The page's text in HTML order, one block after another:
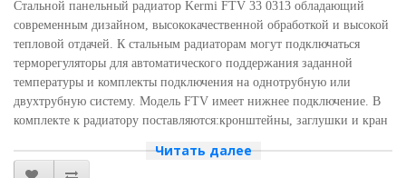
Стальной панельный радиатор Kermi FTV 33 0313 обладающий
современным дизайном, высококачественной обработкой и высокой
тепловой отдачей. К стальным радиаторам могут подключаться
терморегуляторы для автоматического поддержания заданной
температуры и комплекты подключения на однотрубную или
двухтрубную систему. Модель FTV имеет нижнее подключение. В
комплекте к радиатору поставляются:кронштейны, заглушки и кран
Максимальная температура 110 градусов.
Читать далее